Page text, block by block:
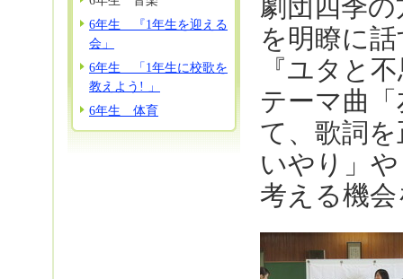
6年生 『1年生を迎える
会」
6年生 「1年生に校歌を
教えよう! 」
6年生 体育
劇団四季
を明瞭に
『ユタと
テーマ曲
て、歌詞
いやり」
考える機